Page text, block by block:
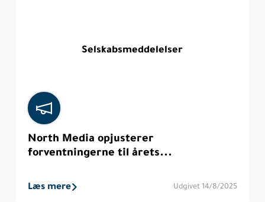
Selskabsmeddelelser
North Media opjusterer
forventningerne til årets...
Læs mere Udgivet 14/8/2025